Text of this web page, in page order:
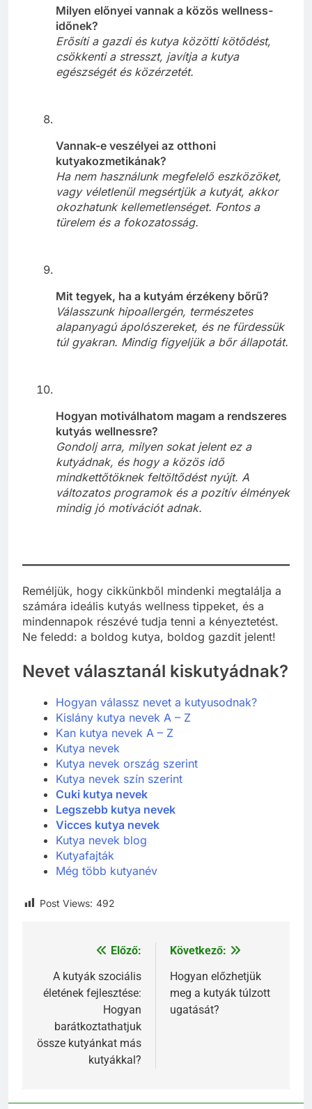
Milyen előnyei vannak a közös wellness-
időnek?
Erősíti a gazdi és kutya közötti kötődést,
csökkenti a stresszt, javítja a kutya
egészségét és közérzetét.
Vannak-e veszélyei az otthoni
kutyakozmetikának?
Ha nem használunk megfelelő eszközöket,
vagy véletlenül megsértjük a kutyát, akkor
okozhatunk kellemetlenséget. Fontos a
türelem és a fokozatosság.
Mit tegyek, ha a kutyám érzékeny bőrű?
Válasszunk hipoallergén, természetes
alapanyagú ápolószereket, és ne fürdessük
túl gyakran. Mindig figyeljük a bőr állapotát.
Hogyan motiválhatom magam a rendszeres
kutyás wellnessre?
Gondolj arra, milyen sokat jelent ez a
kutyádnak, és hogy a közös idő
mindkettőtöknek feltöltődést nyújt. A
változatos programok és a pozitív élmények
mindig jó motivációt adnak.
Reméljük, hogy cikkünkből mindenki megtalálja a
számára ideális kutyás wellness tippeket, és a
mindennapok részévé tudja tenni a kényeztetést.
Ne feledd: a boldog kutya, boldog gazdit jelent!
Nevet választanál kiskutyádnak?
Hogyan válassz nevet a kutyusodnak?
Kislány kutya nevek A – Z
Kan kutya nevek A – Z
Kutya nevek
Kutya nevek ország szerint
Kutya nevek szín szerint
Cuki kutya nevek
Legszebb kutya nevek
Vicces kutya nevek
Kutya nevek blog
Kutyafajták
Még több kutyanév
Post Views: 492
Bejegyzés
navigáció
Előző:
A kutyák szociális
életének fejlesztése:
Hogyan
barátkoztathatjuk
össze kutyánkat más
kutyákkal?
Következő:
Hogyan előzhetjük
meg a kutyák túlzott
ugatását?